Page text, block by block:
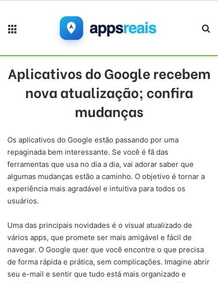
Aplicativos do Google recebem
nova atualização; confira
mudanças
Os aplicativos do Google estão passando por uma
repaginada bem interessante. Se você é fã das
ferramentas que usa no dia a dia, vai adorar saber que
algumas mudanças estão a caminho. O objetivo é tornar a
experiência mais agradável e intuitiva para todos os
usuários.
Uma das principais novidades é o visual atualizado de
vários apps, que promete ser mais amigável e fácil de
navegar. O Google quer que você encontre o que precisa
de forma rápida e prática, sem complicações. Imagine abrir
seu e-mail e sentir que tudo está mais organizado e